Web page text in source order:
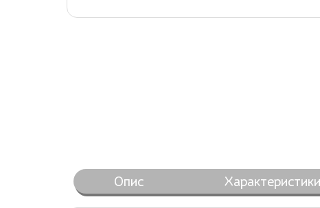
Опис Характеристики